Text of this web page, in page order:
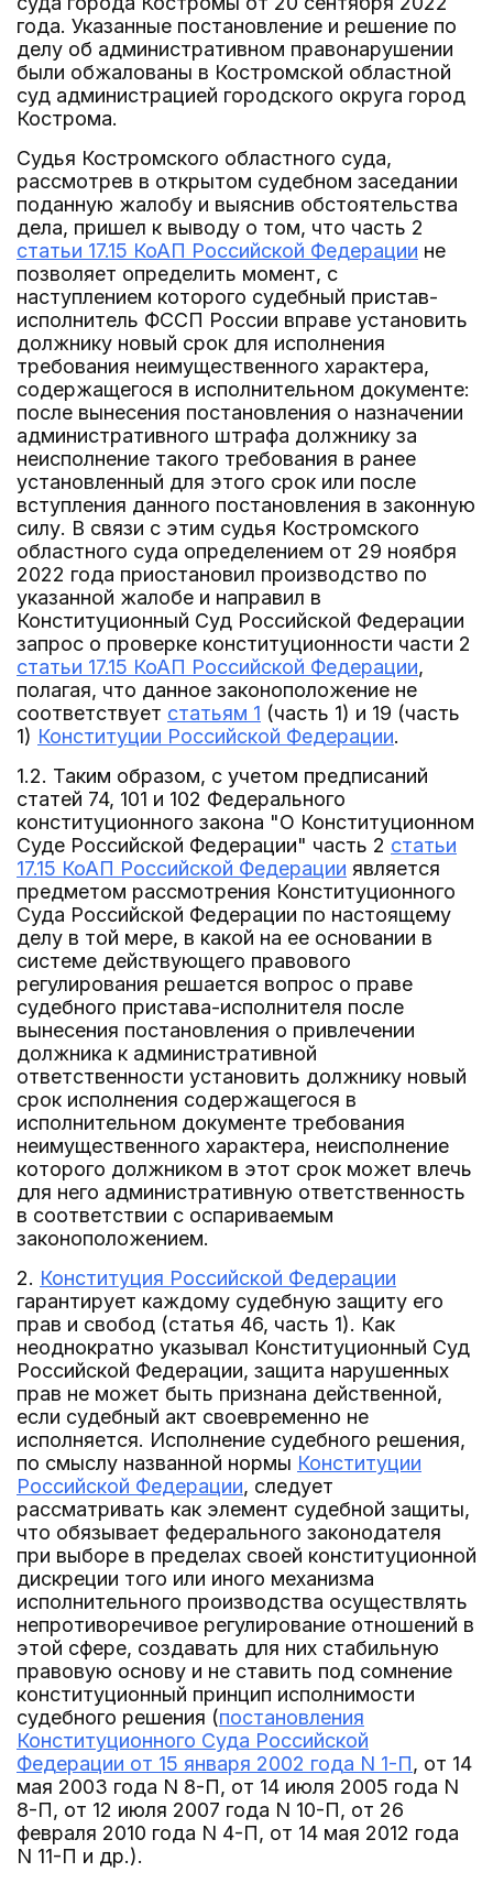
года. Указанные постановление и решение по
делу об административном правонарушении
были обжалованы в Костромской областной
суд администрацией городского округа город
Кострома.
Судья Костромского областного суда,
рассмотрев в открытом судебном заседании
поданную жалобу и выяснив обстоятельства
дела, пришел к выводу о том, что часть 2
статьи 17.15 КоАП Российской Федерации не
позволяет определить момент, с
наступлением которого судебный пристав-
исполнитель ФССП России вправе установить
должнику новый срок для исполнения
требования неимущественного характера,
содержащегося в исполнительном документе:
после вынесения постановления о назначении
административного штрафа должнику за
неисполнение такого требования в ранее
установленный для этого срок или после
вступления данного постановления в законную
силу. В связи с этим судья Костромского
областного суда определением от 29 ноября
2022 года приостановил производство по
указанной жалобе и направил в
Конституционный Суд Российской Федерации
запрос о проверке конституционности части 2
статьи 17.15 КоАП Российской Федерации,
полагая, что данное законоположение не
соответствует статьям 1 (часть 1) и 19 (часть
1) Конституции Российской Федерации.
1.2. Таким образом, с учетом предписаний
статей 74, 101 и 102 Федерального
конституционного закона "О Конституционном
Суде Российской Федерации" часть 2 статьи
17.15 КоАП Российской Федерации является
предметом рассмотрения Конституционного
Суда Российской Федерации по настоящему
делу в той мере, в какой на ее основании в
системе действующего правового
регулирования решается вопрос о праве
судебного пристава-исполнителя после
вынесения постановления о привлечении
должника к административной
ответственности установить должнику новый
срок исполнения содержащегося в
исполнительном документе требования
неимущественного характера, неисполнение
которого должником в этот срок может влечь
для него административную ответственность
в соответствии с оспариваемым
законоположением.
2. Конституция Российской Федерации
гарантирует каждому судебную защиту его
прав и свобод (статья 46, часть 1). Как
неоднократно указывал Конституционный Суд
Российской Федерации, защита нарушенных
прав не может быть признана действенной,
если судебный акт своевременно не
исполняется. Исполнение судебного решения,
по смыслу названной нормы Конституции
Российской Федерации, следует
рассматривать как элемент судебной защиты,
что обязывает федерального законодателя
при выборе в пределах своей конституционной
дискреции того или иного механизма
исполнительного производства осуществлять
непротиворечивое регулирование отношений в
этой сфере, создавать для них стабильную
правовую основу и не ставить под сомнение
конституционный принцип исполнимости
судебного решения (постановления
Конституционного Суда Российской
Федерации от 15 января 2002 года N 1-П, от 14
мая 2003 года N 8-П, от 14 июля 2005 года N
8-П, от 12 июля 2007 года N 10-П, от 26
февраля 2010 года N 4-П, от 14 мая 2012 года
N 11-П и др.).